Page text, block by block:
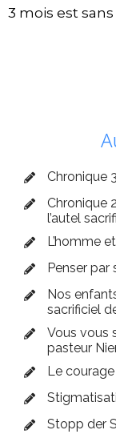
3 mois est
Chronique
Chronique
l’autel
L’homme
Penser par
Nos
sacrificiel
Vous vous
pasteur
Le courage
Stopp der